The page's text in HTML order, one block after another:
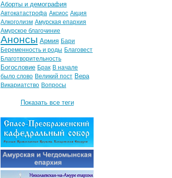
Аборты и демография
Автокатастрофа Аксиос Акция
Алкоголизм Амурская епархия
Амурское благочиние
Анонсы Армия Бари
Беременность и роды Благовест
Благотворительность
Богословие Брак В начале
было слово Великий пост Вера
Викариатство Вопросы
Показать все теги